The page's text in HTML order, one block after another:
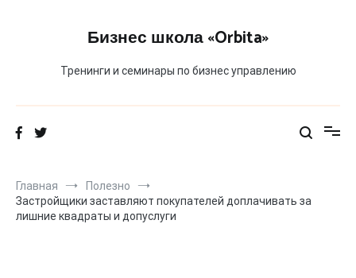
Бизнес школа «Orbita»
Тренинги и семинары по бизнес управлению
Главная
Полезно
Застройщики заставляют покупателей доплачивать за
лишние квадраты и допуслуги